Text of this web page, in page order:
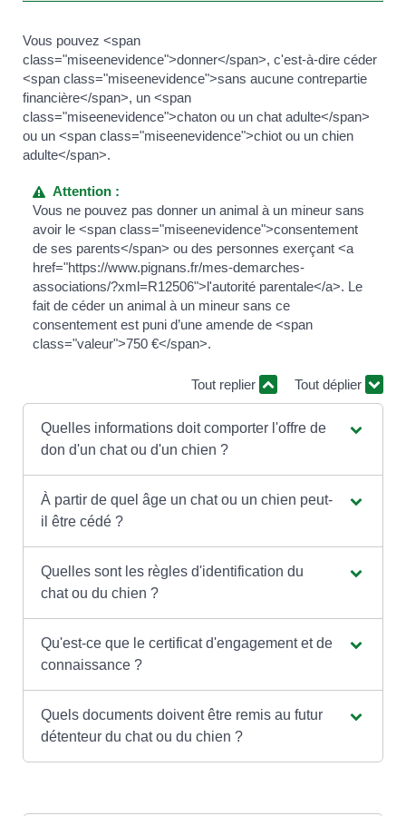
Vous pouvez <span
class="miseenevidence">donner</span>, c'est-à-dire céder
<span class="miseenevidence">sans aucune contrepartie
financière</span>, un <span
class="miseenevidence">chaton ou un chat adulte</span>
ou un <span class="miseenevidence">chiot ou un chien
adulte</span>.
Attention :
Vous ne pouvez pas donner un animal à un mineur sans
avoir le <span class="miseenevidence">consentement
de ses parents</span> ou des personnes exerçant <a
href="https://www.pignans.fr/mes-demarches-
associations/?xml=R12506">l'autorité parentale</a>. Le
fait de céder un animal à un mineur sans ce
consentement est puni d’une amende de <span
class="valeur">750 €</span>.
Tout replier Tout déplier
Quelles informations doit comporter l'offre de
don d'un chat ou d'un chien ?
À partir de quel âge un chat ou un chien peut-
il être cédé ?
Quelles sont les règles d'identification du
chat ou du chien ?
Qu'est-ce que le certificat d'engagement et de
connaissance ?
Quels documents doivent être remis au futur
détenteur du chat ou du chien ?